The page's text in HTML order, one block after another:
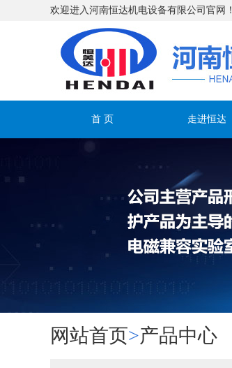
欢迎进入河南恒达机电设备有限公司官网！
首 页 走进恒达
网站首页>产品中心